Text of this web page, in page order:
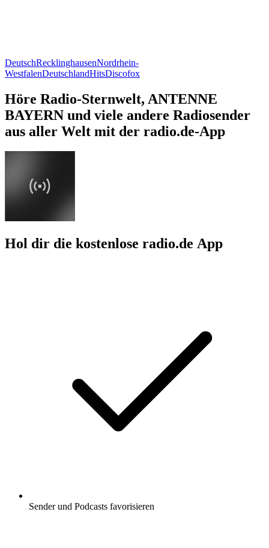
DeutschRecklinghausenNordrhein-
WestfalenDeutschlandHitsDiscofox
Höre Radio-Sternwelt, ANTENNE
BAYERN und viele andere Radiosender
aus aller Welt mit der radio.de-App
Hol dir die kostenlose radio.de App
Sender und Podcasts favorisieren